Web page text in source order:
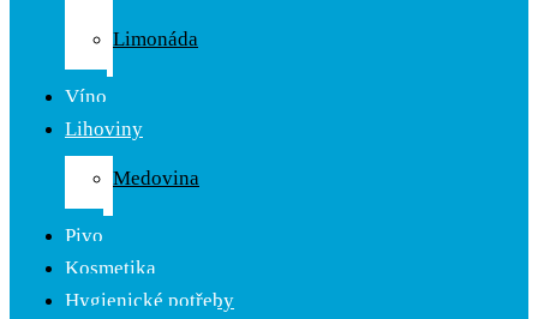
Limonáda
Víno
Lihoviny
Medovina
Pivo
Kosmetika
Hygienické potřeby